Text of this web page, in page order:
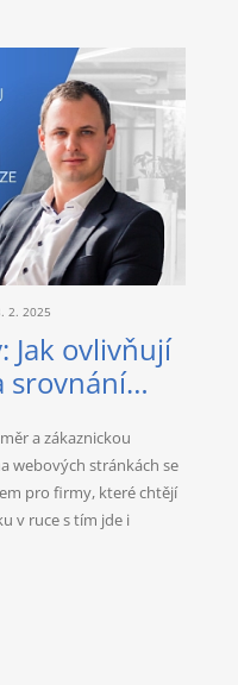
2. 2025
Jak ovlivňují
srovnání
a zákaznickou
webových stránkách se
pro firmy, které chtějí
v ruce s tím jde i